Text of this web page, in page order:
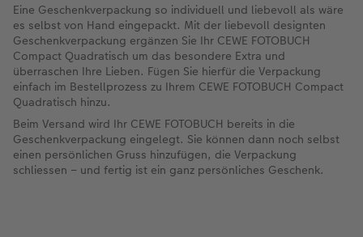
Eine Geschenkverpackung so individuell und liebevoll als wäre
es selbst von Hand eingepackt. Mit der liebevoll designten
Geschenkverpackung ergänzen Sie Ihr CEWE FOTOBUCH
Compact Quadratisch um das besondere Extra und
überraschen Ihre Lieben. Fügen Sie hierfür die Verpackung
einfach im Bestellprozess zu Ihrem CEWE FOTOBUCH Compact
Quadratisch hinzu.
Beim Versand wird Ihr CEWE FOTOBUCH bereits in die
Geschenkverpackung eingelegt. Sie können dann noch selbst
einen persönlichen Gruss hinzufügen, die Verpackung
schliessen – und fertig ist ein ganz persönliches Geschenk.